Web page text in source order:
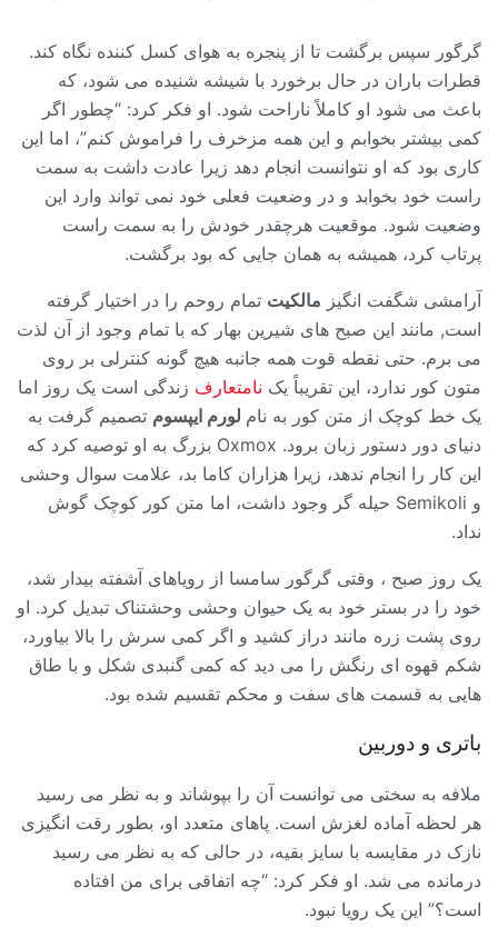
گرگور سپس برگشت تا از پنجره به هوای کسل کننده نگاه کند.
قطرات باران در حال برخورد با شیشه شنیده می شود، که
باعث می شود او کاملاً ناراحت شود. او فکر کرد: “چطور اگر
کمی بیشتر بخوابم و این همه مزخرف را فراموش کنم”، اما این
کاری بود که او نتوانست انجام دهد زیرا عادت داشت به سمت
راست خود بخوابد و در وضعیت فعلی خود نمی تواند وارد این
وضعیت شود. موقعیت هرچقدر خودش را به سمت راست
پرتاب کرد، همیشه به همان جایی که بود برگشت.
آرامشی شگفت انگیز مالکیت تمام روحم را در اختیار گرفته
است, مانند این صبح های شیرین بهار که با تمام وجود از آن لذت
می برم. حتی نقطه قوت همه جانبه هیچ گونه کنترلی بر روی
متون کور ندارد، این تقریباً یک نامتعارف زندگی است یک روز اما
یک خط کوچک از متن کور به نام لورم ایپسوم تصمیم گرفت به
دنیای دور دستور زبان برود. Oxmox بزرگ به او توصیه کرد که
این کار را انجام ندهد، زیرا هزاران کاما بد، علامت سوال وحشی
و Semikoli حیله گر وجود داشت، اما متن کور کوچک گوش
نداد.
یک روز صبح ، وقتی گرگور سامسا از رویاهای آشفته بیدار شد،
خود را در بستر خود به یک حیوان وحشی وحشتناک تبدیل کرد. او
روی پشت زره مانند دراز کشید و اگر کمی سرش را بالا بیاورد،
شکم قهوه ای رنگش را می دید که کمی گنبدی شکل و با طاق
هایی به قسمت های سفت و محکم تقسیم شده بود.
باتری و دوربین
ملافه به سختی می توانست آن را بپوشاند و به نظر می رسید
هر لحظه آماده لغزش است. پاهای متعدد او، بطور رقت انگیزی
نازک در مقایسه با سایز بقیه، در حالی که به نظر می رسید
درمانده می شد. او فکر کرد: “چه اتفاقی برای من افتاده
است؟” این یک رویا نبود.